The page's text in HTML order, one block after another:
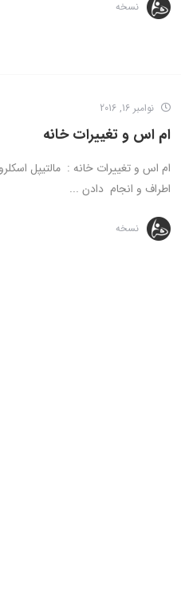
نسخه
نوامبر 16, 2016
ام اس و تغییرات خانه
ام اس و تغییرات خانه : مالتیپل
اطراف و انجام دادن ...
نسخه